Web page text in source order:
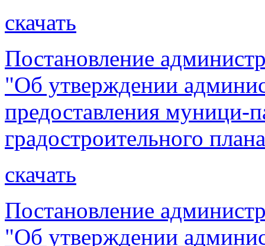
скачать
Постановление
"Об утверждении
предоставления муници-
градостроительного
скачать
Постановление
"Об утверждении